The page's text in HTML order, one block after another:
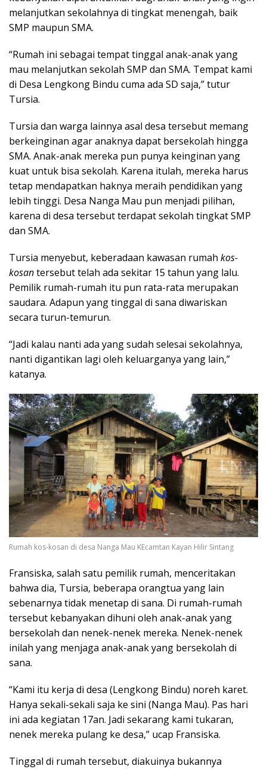
melanjutkan sekolahnya di tingkat menengah, baik
SMP maupun SMA.
“Rumah ini sebagai tempat tinggal anak-anak yang
mau melanjutkan sekolah SMP dan SMA. Tempat kami
di Desa Lengkong Bindu cuma ada SD saja,” tutur
Tursia.
Tursia dan warga lainnya asal desa tersebut memang
berkeinginan agar anaknya dapat bersekolah hingga
SMA. Anak-anak mereka pun punya keinginan yang
kuat untuk bisa sekolah. Karena itulah, mereka harus
tetap mendapatkan haknya meraih pendidikan yang
lebih tinggi. Desa Nanga Mau pun menjadi pilihan,
karena di desa tersebut terdapat sekolah tingkat SMP
dan SMA.
Tursia menyebut, keberadaan kawasan rumah kos-
kosantersebut telah ada sekitar 15 tahun yang lalu.
Pemilik rumah-rumah itu pun rata-rata merupakan
saudara. Adapun yang tinggal di sana diwariskan
secara turun-temurun.
“Jadi kalau nanti ada yang sudah selesai sekolahnya,
nanti digantikan lagi oleh keluarganya yang lain,”
katanya.
Rumah kos-kosan di desa Nanga Mau KEcamtan Kayan Hilir Sintang
Fransiska, salah satu pemilik rumah, menceritakan
bahwa dia, Tursia, beberapa orangtua yang lain
sebenarnya tidak menetap di sana. Di rumah-rumah
tersebut kebanyakan dihuni oleh anak-anak yang
bersekolah dan nenek-nenek mereka. Nenek-nenek
inilah yang menjaga anak-anak yang bersekolah di
sana.
“Kami itu kerja di desa (Lengkong Bindu) noreh karet.
Hanya sekali-sekali saja ke sini (Nanga Mau). Pas hari
ini ada kegiatan 17an. Jadi sekarang kami tukaran,
nenek mereka pulang ke desa,” ucap Fransiska.
Tinggal di rumah tersebut, diakuinya bukannya